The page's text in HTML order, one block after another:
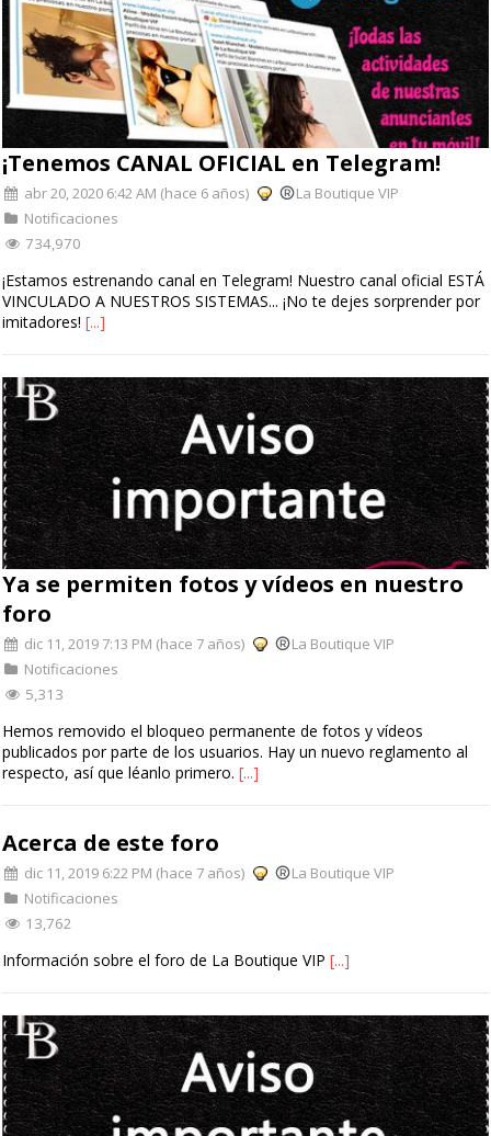
¡Tenemos CANAL OFICIAL en Telegram!
abr 20, 2020 6:42 AM (hace 6 años)
La Boutique VIP
Notificaciones
734,970
¡Estamos estrenando canal en Telegram! Nuestro canal oficial ESTÁ
VINCULADO A NUESTROS SISTEMAS... ¡No te dejes sorprender por
imitadores! [...]
Ya se permiten fotos y vídeos en nuestro
foro
dic 11, 2019 7:13 PM (hace 7 años)
La Boutique VIP
Notificaciones
5,313
Hemos removido el bloqueo permanente de fotos y vídeos
publicados por parte de los usuarios. Hay un nuevo reglamento al
respecto, así que léanlo primero. [...]
Acerca de este foro
dic 11, 2019 6:22 PM (hace 7 años)
La Boutique VIP
Notificaciones
13,762
Información sobre el foro de La Boutique VIP [...]